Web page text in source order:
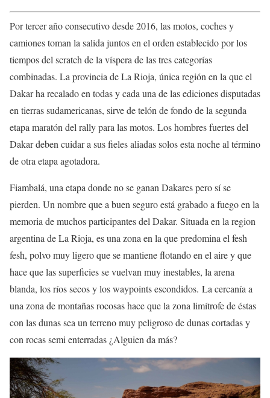
Por tercer año consecutivo desde 2016, las motos, coches y
camiones toman la salida juntos en el orden establecido por los
tiempos del scratch de la víspera de las tres categorías
combinadas. La provincia de La Rioja, única región en la que el
Dakar ha recalado en todas y cada una de las ediciones disputadas
en tierras sudamericanas, sirve de telón de fondo de la segunda
etapa maratón del rally para las motos. Los hombres fuertes del
Dakar deben cuidar a sus fieles aliadas solos esta noche al término
de otra etapa agotadora.
Fiambalá, una etapa donde no se ganan Dakares pero sí se
pierden. Un nombre que a buen seguro está grabado a fuego en la
memoria de muchos participantes del Dakar. Situada en la region
argentina de La Rioja, es una zona en la que predomina el fesh
fesh, polvo muy ligero que se mantiene flotando en el aire y que
hace que las superficies se vuelvan muy inestables, la arena
blanda, los ríos secos y los waypoints escondidos. La cercanía a
una zona de montañas rocosas hace que la zona limítrofe de éstas
con las dunas sea un terreno muy peligroso de dunas cortadas y
con rocas semi enterradas ¿Alguien da más?